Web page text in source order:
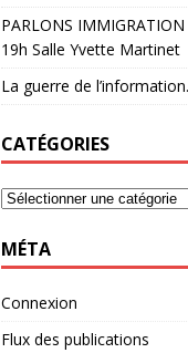
PARLONS
19h Salle Yvette Martinet
La guerre de l’information.
CATÉGORIES
MÉTA
Connexion
Flux des publications